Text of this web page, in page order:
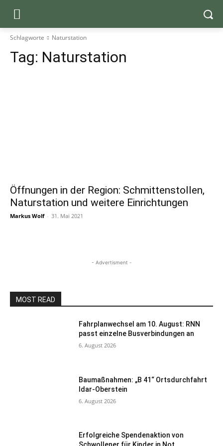
Schlagworte Naturstation
Tag: Naturstation
Öffnungen in der Region: Schmittenstollen,
Naturstation und weitere Einrichtungen
Markus Wolf - 31. Mai 2021
- Advertisment -
MOST READ
Fahrplanwechsel am 10. August: RNN
passt einzelne Busverbindungen an
6. August 2026
Baumaßnahmen: „B 41“ Ortsdurchfahrt
Idar-Oberstein
6. August 2026
Erfolgreiche Spendenaktion von